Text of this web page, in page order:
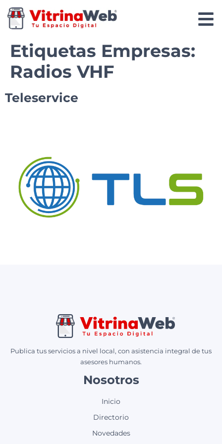
Etiquetas Empresas:
Radios VHF
Teleservice
Publica tus servicios a nivel local, con asistencia integral de tus
asesores humanos.
Nosotros
Inicio
Directorio
Novedades